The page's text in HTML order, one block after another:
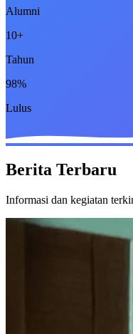
Alumni
10+
Tahun
98%
Lulus
Berita Terbaru
Informasi dan kegiatan